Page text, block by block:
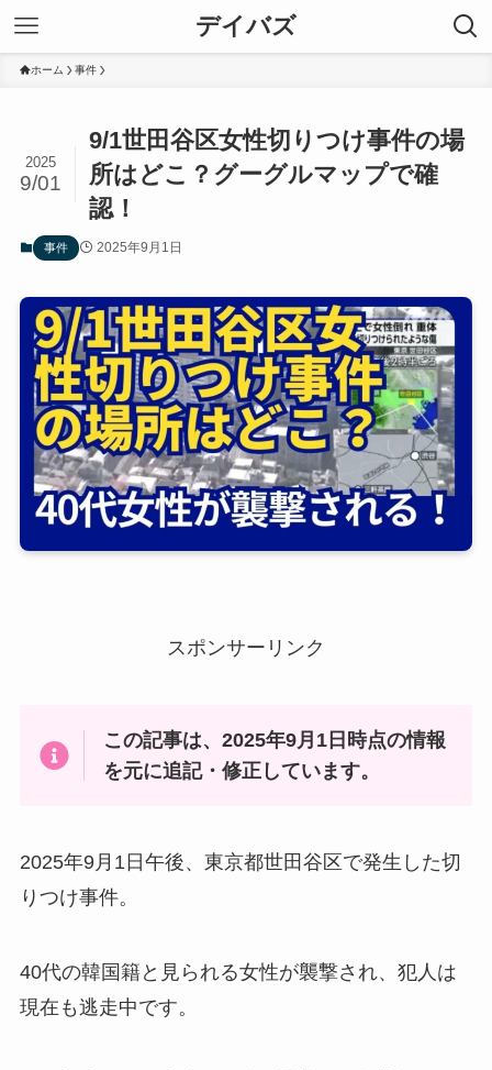
デイバズ
ホーム 事件
9/1世田谷区女性切りつけ事件の場
所はどこ？グーグルマップで確
認！
2025
9/01
事件 2025年9月1日
スポンサーリンク
この記事は、2025年9月1日時点の情報
を元に追記・修正しています。
2025年9月1日午後、東京都世田谷区で発生した切
りつけ事件。
40代の韓国籍と見られる女性が襲撃され、犯人は
現在も逃走中です。